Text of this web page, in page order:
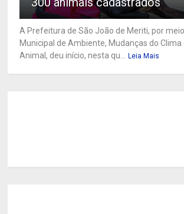
A Prefeitura de São João de Meriti, por
Municipal de Ambiente, Mudanças do
Animal, deu início, nesta qu... Leia Mais